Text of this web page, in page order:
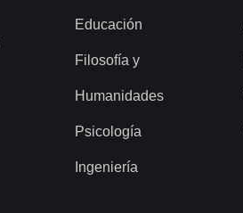
Educación
Filosofía y
Humanidades
Psicología
Ingeniería